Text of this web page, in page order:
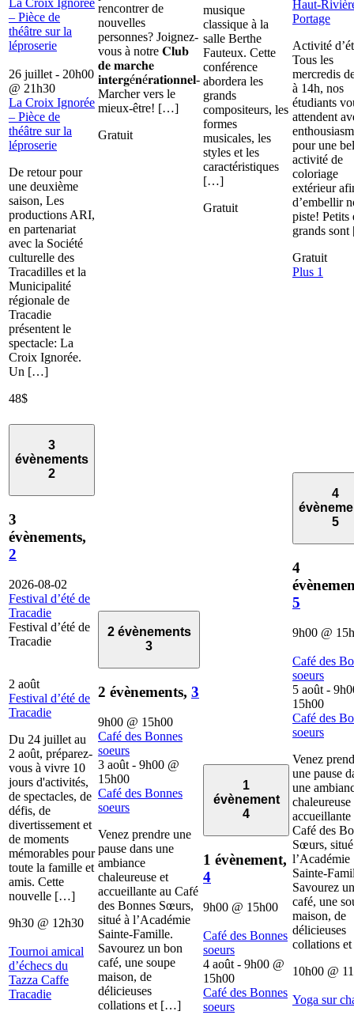
La Croix Ignorée
– Pièce de
théâtre sur la
léproserie
26 juillet - 20h00
@ 21h30
La Croix Ignorée
– Pièce de
théâtre sur la
léproserie
De retour pour
une deuxième
saison, Les
productions ARI,
en partenariat
avec la Société
culturelle des
Tracadilles et la
Municipalité
régionale de
Tracadie
présentent le
spectacle: La
Croix Ignorée.
Un […]
48$
rencontrer de
nouvelles
personnes? Joignez-
vous à notre 𝐂𝐥𝐮𝐛
𝐝𝐞 𝐦𝐚𝐫𝐜𝐡𝐞
𝐢𝐧𝐭𝐞𝐫𝐠é𝐧é𝐫𝐚𝐭𝐢𝐨𝐧𝐧𝐞𝐥-
Marcher vers le
mieux-être! […]
Gratuit
musique
classique à la
salle Berthe
Fauteux. Cette
conférence
abordera les
grands
compositeurs, les
formes
musicales, les
styles et les
caractéristiques
[…]
Gratuit
Haut-
Portage
Activité
Tous les
mercredis
à 14h, nos
étudiants
attendent
pour une
activité de
coloriage
extérieur
d’embellir
piste! Petits
grands
Gratuit
Plus 1
3
évènements
2
3
évènements,
2
2026-08-02
Festival d’été de
Tracadie
Festival d’été de
Tracadie
2 août
Festival d’été de
Tracadie
Du 24 juillet au
2 août, préparez-
vous à vivre 10
jours d'activités,
de spectacles, de
défis, de
divertissement et
de moments
mémorables pour
toute la famille et
amis. Cette
nouvelle […]
9h30 @ 12h30
Tournoi amical
d’échecs du
Tazza Caffe
Tracadie
2 évènements
3
2 évènements, 3
9h00 @ 15h00
Café des Bonnes
soeurs
3 août - 9h00 @
15h00
Café des Bonnes
soeurs
Venez prendre une
pause dans une
ambiance
chaleureuse et
accueillante au Café
des Bonnes Sœurs,
situé à l’Académie
Sainte-Famille.
Savourez un bon
café, une soupe
maison, de
délicieuses
collations et […]
1
évènement
4
1 évènement,
4
9h00 @ 15h00
Café des Bonnes
soeurs
4 août - 9h00 @
15h00
Café des Bonnes
soeurs
4
5
4
5
9h00 @
Café des
soeurs
5 août -
15h00
Café des
soeurs
Venez
une pause
une
chaleureuse
accueillante
Café des
Sœurs,
l’Académie
Sainte-
Savourez
café, une
maison, de
délicieuses
collations
10h00 @
Yoga sur